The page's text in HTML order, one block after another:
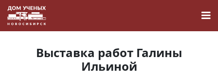
Выставка работ Галины
Ильиной